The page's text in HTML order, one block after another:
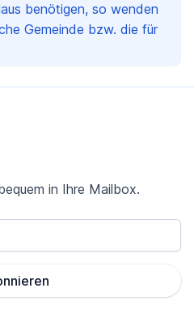
benötigen, so wenden
Gemeinde bzw. die für
in Ihre Mailbox.